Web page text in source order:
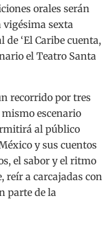
orales serán
vigésima sexta
‘El Caribe cuenta,
el Teatro Santa
recorrido por tres
escenario
al público
y sus cuentos
el sabor y el ritmo
reír a carcajadas con
parte de la